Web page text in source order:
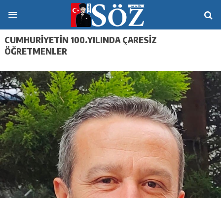
CUMHURİYETİN 100.YILINDA ÇARESİZ
ÖĞRETMENLER